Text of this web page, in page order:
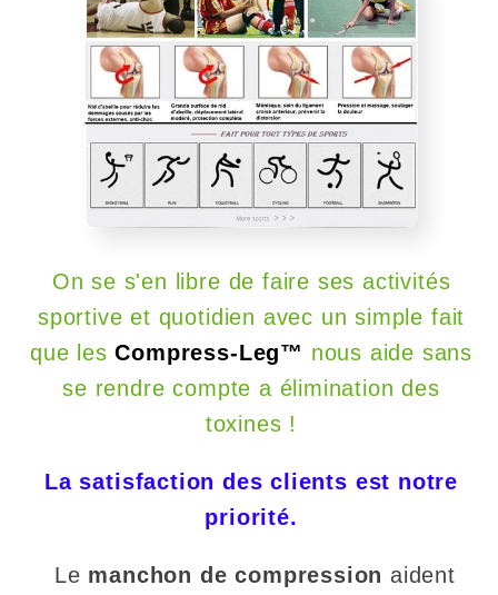
On se s'en libre de faire ses activités
sportive et quotidien avec un simple fait
que lesCompress-Leg™ nous aide sans
se rendre compte a élimination des
toxines !
La satisfaction des clients est notre
priorité.
Le manchon de compression aident